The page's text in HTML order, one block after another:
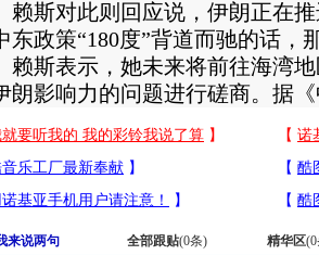
对此则回应说，伊朗正在推
东政策“180度”背道而驰的话，
赖斯表示，她未来将前往海湾
朗影响力的问题进行磋商。据
来说两句 全部跟贴(0条) 精华区(0